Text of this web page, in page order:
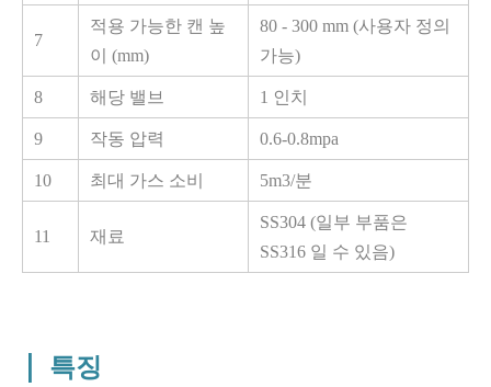
7
적용 가능한 캔 높
이 (mm)
80 - 300 mm (사용자 정의
가능)
8 해당 밸브 1 인치
9 작동 압력 0.6-0.8mpa
10 최대 가스 소비 5m3/분
11 재료
SS304 (일부 부품은
SS316 일 수 있음)
| 특징